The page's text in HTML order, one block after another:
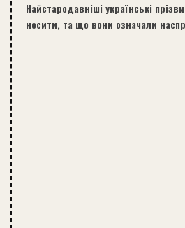
Найстародавніші українські
носити, та що вони означали